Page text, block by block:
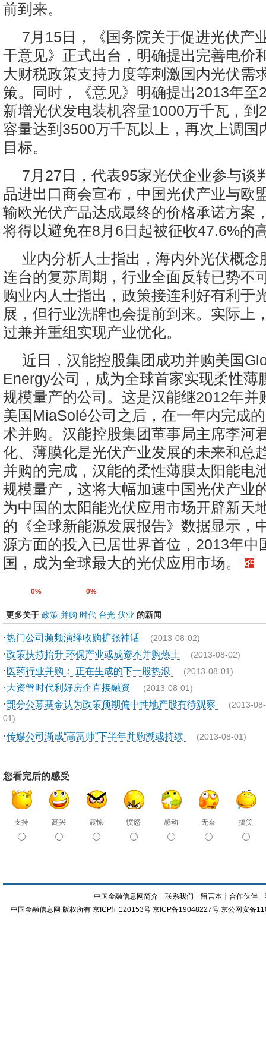
前到来。
7月15日，《国务院关于促进光伏产
干意见》正式出台，明确提出完善电价
大财税政策支持力度等刺激国内光伏需
策。同时，《意见》明确提出2013年至
新增光伏发电装机容量1000万千瓦，到
容量达到3500万千瓦以上，再次上调国
目标。
7月27日，代表95家光伏企业参与谈
品进出口商会宣布，中国光伏产业与欧
输欧光伏产品达成最终的价格承诺方案
将得以避免在8月6日起被征收47.6%的
业内分析人士指出，海内外光伏概念
连台的复苏周期，行业全面反转已势不
购业内人士指出，政策接连利好有利于
展，但行业洗牌也会提前到来。实际上
过兼并重组实现产业优化。
近日，汉能控股集团成功并购美国
Energy公司，成为全球首家实现柔性薄
规模量产的公司。这是汉能继2012年并
美国MiaSolé公司之后，在一年内完成
术并购。汉能控股集团董事局主席李河
化、薄膜化是光伏产业发展的未来和总
并购的完成，汉能的柔性薄膜太阳能电
规模量产，这将大幅加速中国光伏产业
为中国的太阳能光伏应用市场开辟新天
的《全球新能源发展报告》数据显示，
源方面的投入已居世界首位，2013年中
国，成为全球最大的光伏应用市场。
0% 0%
更多关于 政策 并购 时代 台光 伏业 的新闻
·热门公司频频演绎收购扩张神话 (2013-08-02)
·政策扶持抬升 环保产业或成资本并购热土 (2013-08-02)
·医药行业并购： 正在生成的下一股热浪 (2013-08-01)
·大资管时代利好房企直接融资 (2013-08-01)
·部分公募基金认为政策预期偏中性地产股有待观察 (2013-08-
01)
·传媒公司渐成“高富帅”下半年并购潮或持续 (2013-08-01)
您看完后的感受
支持 高兴 震惊 愤怒 感动 无奈 搞笑
中国金融信息网简介 ┊联系我们 ┊ 留言本 ┊合作伙伴 ┊
中国金融信息网 版权所有 京ICP证120153号 京ICP备19048227号 京公网安备